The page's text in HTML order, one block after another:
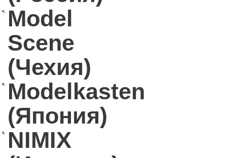
Model
Scene
(Чехия)
Modelkasten
(Япония)
NIMIX